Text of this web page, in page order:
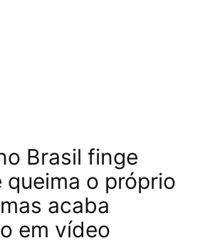
Brasil finge
queima o próprio
acaba
em vídeo